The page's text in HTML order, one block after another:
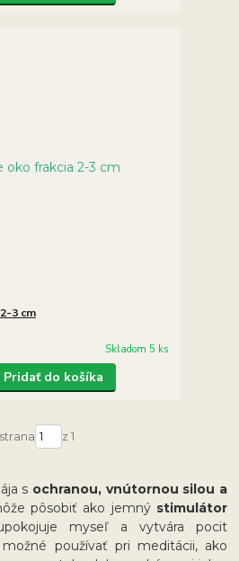
3 cm
Skladom 5 ks
Pridať do košíka
strana z 1
s ochranou, vnútornou silou a
pôsobiť ako jemný stimulátor
myseľ a vytvára pocit
používať pri meditácii, ako